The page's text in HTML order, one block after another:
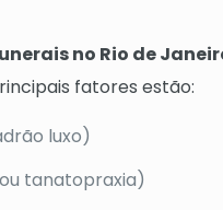
no Rio de
fatores estão:
luxo)
tanatopraxia)